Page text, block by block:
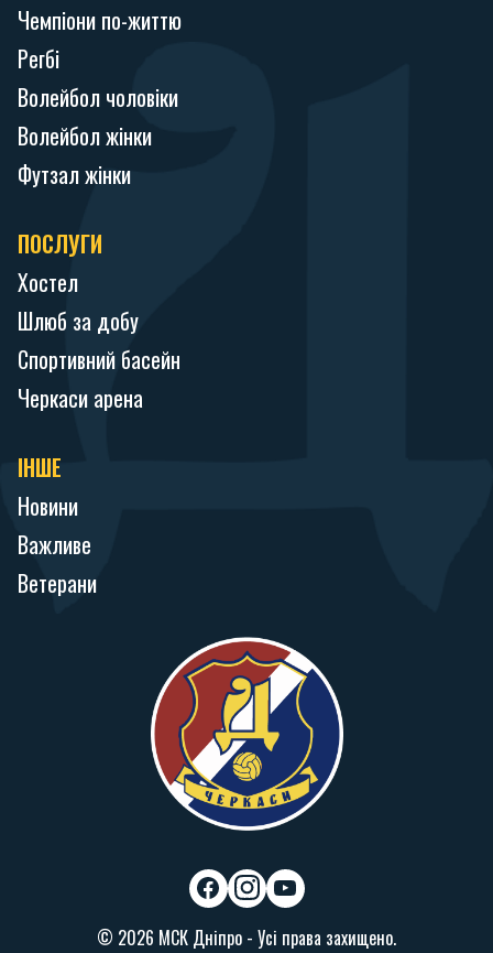
f
a
i
n
y
o
© 2026 МСК Дніпро - Усі права захищено.
Чемпіони по-життю
Регбі
Волейбол чоловіки
Волейбол жінки
Футзал жінки
ПОСЛУГИ
Хостел
Шлюб за добу
Спортивний басейн
Черкаси арена
ІНШЕ
Новини
Важливе
Ветерани